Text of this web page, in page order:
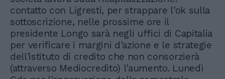
contatto con Ligresti, per strappare l'ok sulla
sottoscrizione, nelle prossime ore il
presidente Longo sarà negli uffici di Capitalia
per verificare i margini d'azione e le strategie
dell'istituto di credito che non consorzierà
(attraverso Mediocredito) l'aumento. Lunedì